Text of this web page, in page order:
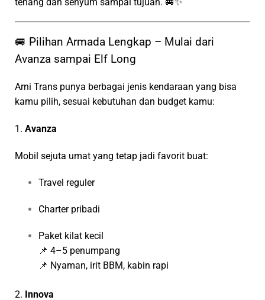
tenang dan senyum sampai tujuan. 🚐✨
🚐 Pilihan Armada Lengkap – Mulai dari
Avanza sampai Elf Long
Arni Trans punya berbagai jenis kendaraan yang bisa
kamu pilih, sesuai kebutuhan dan budget kamu:
1. Avanza
Mobil sejuta umat yang tetap jadi favorit buat:
Travel reguler
Charter pribadi
Paket kilat kecil
📌 4–5 penumpang
📌 Nyaman, irit BBM, kabin rapi
2. Innova